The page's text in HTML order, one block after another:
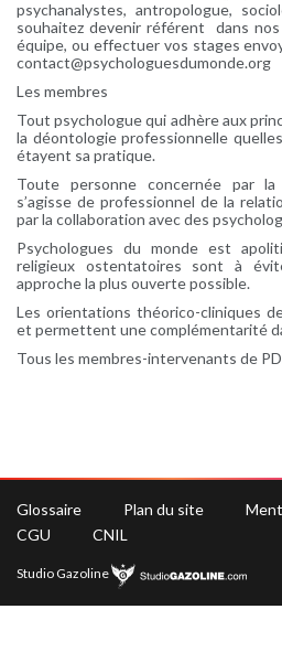
psychanalystes, antropologue,
souhaitez devenir référent dans
équipe, ou effectuer vos stages
contact@psychologuesdumonde.org
Les membres
Tout psychologue qui adhère aux
la déontologie professionnelle
étayent sa pratique.
Toute personne concernée par la
s’agisse de professionnel de la
par la collaboration avec des
Psychologues du monde est
religieux ostentatoires sont à
approche la plus ouverte possible.
Les orientations théorico-cliniques
et permettent une complémentarité
Tous les membres-intervenants de
Glossaire Plan du site
CGU
CNIL
Studio Gazoline